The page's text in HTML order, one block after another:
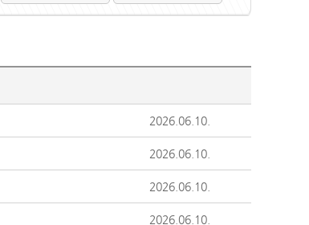
2026.06.10.
2026.06.10.
2026.06.10.
2026.06.10.